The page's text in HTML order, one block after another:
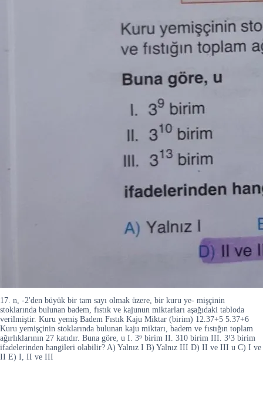
17. n, -2'den büyük bir tam sayı olmak üzere, bir kuru ye- mişçinin
stoklarında bulunan badem, fıstık ve kajunun miktarları aşağıdaki tabloda
verilmiştir. Kuru yemiş Badem Fıstık Kaju Miktar (birim) 12.37+5 5.37+6
Kuru yemişçinin stoklarında bulunan kaju miktarı, badem ve fıstığın toplam
ağırlıklarının 27 katıdır. Buna göre, u I. 3⁹ birim II. 310 birim III. 3¹3 birim
ifadelerinden hangileri olabilir? A) Yalnız I B) Yalnız III D) II ve III u C) I ve
II E) I, II ve III